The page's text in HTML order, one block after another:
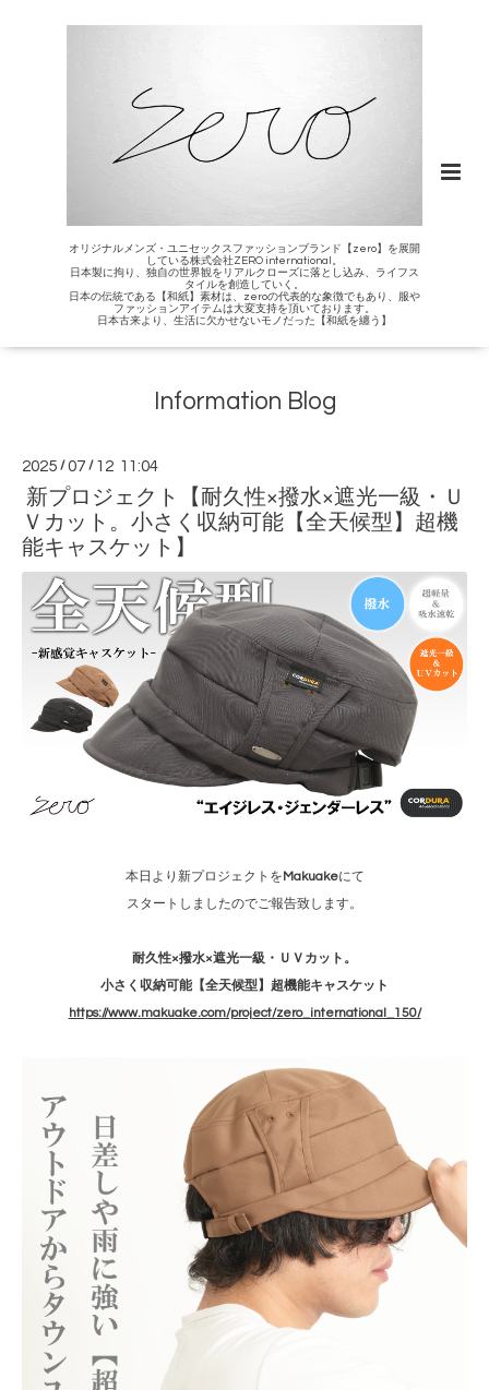
オリジナルメンズ・ユニセックスファッションブランド【zero】を展開
している株式会社ZERO international。
日本製に拘り、独自の世界観をリアルクローズに落とし込み、ライフス
タイルを創造していく。
日本の伝統である【和紙】素材は、zeroの代表的な象徴でもあり、服や
ファッションアイテムは大変支持を頂いております。
日本古来より、生活に欠かせないモノだった【和紙を纏う】
Information Blog
2025 /07 / 12 11:04
新プロジェクト【耐久性×撥水×遮光一級・Ｕ
Ｖカット。小さく収納可能【全天候型】超機
能キャスケット】
本日より新プロジェクトを Makuakeにて
スタートしましたのでご報告致します。
耐久性×撥水×遮光一級・ＵＶカット。
小さく収納可能【全天候型】超機能キャスケット
https://www.makuake.com/project/zero_international_150/